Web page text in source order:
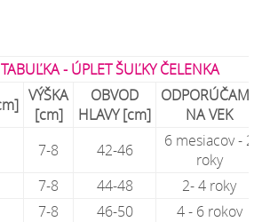
- ÚPLET ŠUĽKY ČELENKA
VÝŠKA
[cm]
OBVOD
HLAVY [cm]
ODPORÚČAME
NA VEK
7-8 42-46
6 mesiacov - 2
roky
7-8 44-48
2- 4 roky
7-8 46-50
4 - 6 rokov